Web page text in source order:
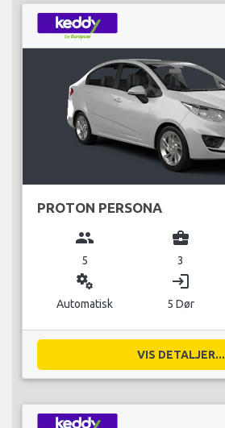
PROTON PERSONA
group
5
business_center
3
miscellaneous_services
Automatisk
login
5 Dør
VIS DETALJER...